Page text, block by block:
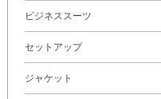
ビジネススーツ
セットアップ
ジャケット